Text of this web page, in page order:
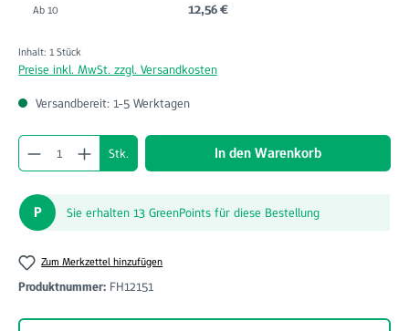
Ab10 12,56 €
Inhalt: 1 Stück
Preise inkl. MwSt. zzgl. Versandkosten
Versandbereit: 1-5 Werktagen
Produkt Anzahl: Gib den gewünschten Wert
Stk. In den Warenkorb
P Sie erhalten 13 GreenPoints für diese Bestellung
Zum Merkzettel hinzufügen
Produktnummer: FH12151